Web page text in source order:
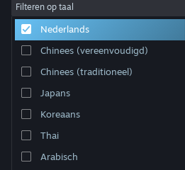
Ondersteuning
Taal wijzigen
Download de mobiele Steam-app
Desktopwebsite weergeven
Filteren op taal
Nederlands
Chinees (vereenvoudigd)
Chinees (traditioneel)
Japans
Koreaans
Thai
Arabisch
Sorteren op Relevantie
0 resultaten komen overeen met je
uitgesloten op basis van je voorkeuren.